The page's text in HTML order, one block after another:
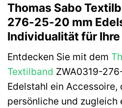
Thomas Sabo
276-25-20 mm
Individualität für Ihre
Entdecken Sie mit dem
Textilband ZWA0319-
Edelstahl ein Accessoire,
persönliche und zugleich